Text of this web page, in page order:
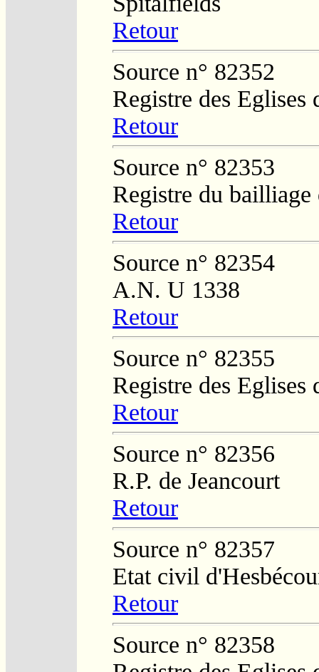
Retour
Source n° 82352
Registre des Eglises
Retour
Source n° 82353
Registre du
Retour
Source n° 82354
A.N. U 1338
Retour
Source n° 82355
Registre des Eglises
Retour
Source n° 82356
R.P. de Jeancourt
Retour
Source n° 82357
Etat civil
Retour
Source n° 82358